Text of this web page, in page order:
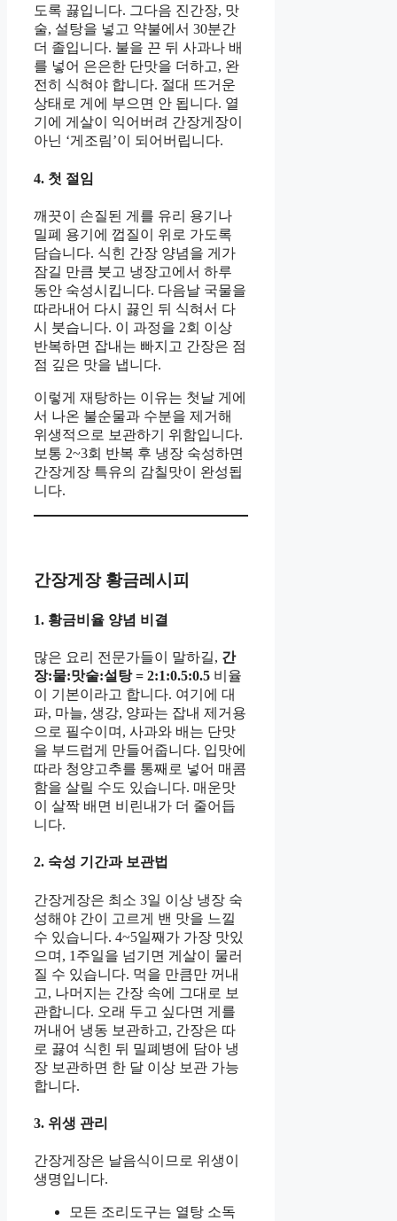
도록 끓입니다. 그다음 진간장, 맛
술, 설탕을 넣고 약불에서 30분간
더 졸입니다. 불을 끈 뒤 사과나 배
를 넣어 은은한 단맛을 더하고, 완
전히 식혀야 합니다. 절대 뜨거운
상태로 게에 부으면 안 됩니다. 열
기에 게살이 익어버려 간장게장이
아닌 ‘게조림’이 되어버립니다.
4. 첫 절임
깨끗이 손질된 게를 유리 용기나
밀폐 용기에 껍질이 위로 가도록
담습니다. 식힌 간장 양념을 게가
잠길 만큼 붓고 냉장고에서 하루
동안 숙성시킵니다. 다음날 국물을
따라내어 다시 끓인 뒤 식혀서 다
시 붓습니다. 이 과정을 2회 이상
반복하면 잡내는 빠지고 간장은 점
점 깊은 맛을 냅니다.
이렇게 재탕하는 이유는 첫날 게에
서 나온 불순물과 수분을 제거해
위생적으로 보관하기 위함입니다.
보통 2~3회 반복 후 냉장 숙성하면
간장게장 특유의 감칠맛이 완성됩
니다.
간장게장 황금레시피
1. 황금비율 양념 비결
많은 요리 전문가들이 말하길, 간
장:물:맛술:설탕 = 2:1:0.5:0.5 비율
이 기본이라고 합니다. 여기에 대
파, 마늘, 생강, 양파는 잡내 제거용
으로 필수이며, 사과와 배는 단맛
을 부드럽게 만들어줍니다. 입맛에
따라 청양고추를 통째로 넣어 매콤
함을 살릴 수도 있습니다. 매운맛
이 살짝 배면 비린내가 더 줄어듭
니다.
2. 숙성 기간과 보관법
간장게장은 최소 3일 이상 냉장 숙
성해야 간이 고르게 밴 맛을 느낄
수 있습니다. 4~5일째가 가장 맛있
으며, 1주일을 넘기면 게살이 물러
질 수 있습니다. 먹을 만큼만 꺼내
고, 나머지는 간장 속에 그대로 보
관합니다. 오래 두고 싶다면 게를
꺼내어 냉동 보관하고, 간장은 따
로 끓여 식힌 뒤 밀폐병에 담아 냉
장 보관하면 한 달 이상 보관 가능
합니다.
3. 위생 관리
간장게장은 날음식이므로 위생이
생명입니다.
모든 조리도구는 열탕 소독